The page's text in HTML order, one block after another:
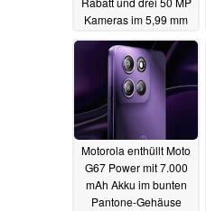
Kameras im 5,99 mm
dünnen Gehäuse
29.10.2025
Motorola enthüllt Moto
G67 Power mit 7.000
mAh Akku im bunten
Pantone-Gehäuse